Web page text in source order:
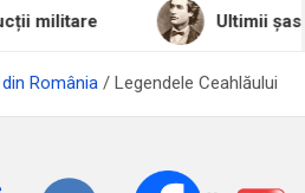
Ultimii șase ani de
România Legendele Ceahlăului